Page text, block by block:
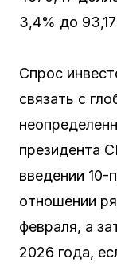
3,4% до
Спрос
связать с
президента
введении 10-
отношении
февраля, а
2026 года,